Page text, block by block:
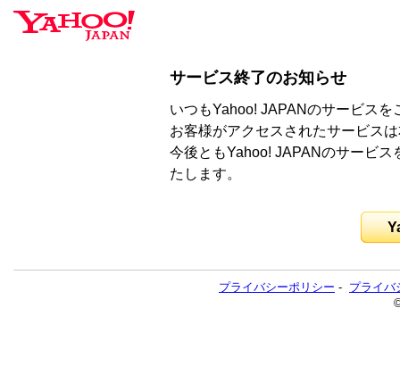
サービス終了のお知らせ
いつもYahoo! JAPANのサービス
お客様がアクセスされたサービス
今後ともYahoo! JAPANのサービ
たします。
プライバシーポリシー - プライバ